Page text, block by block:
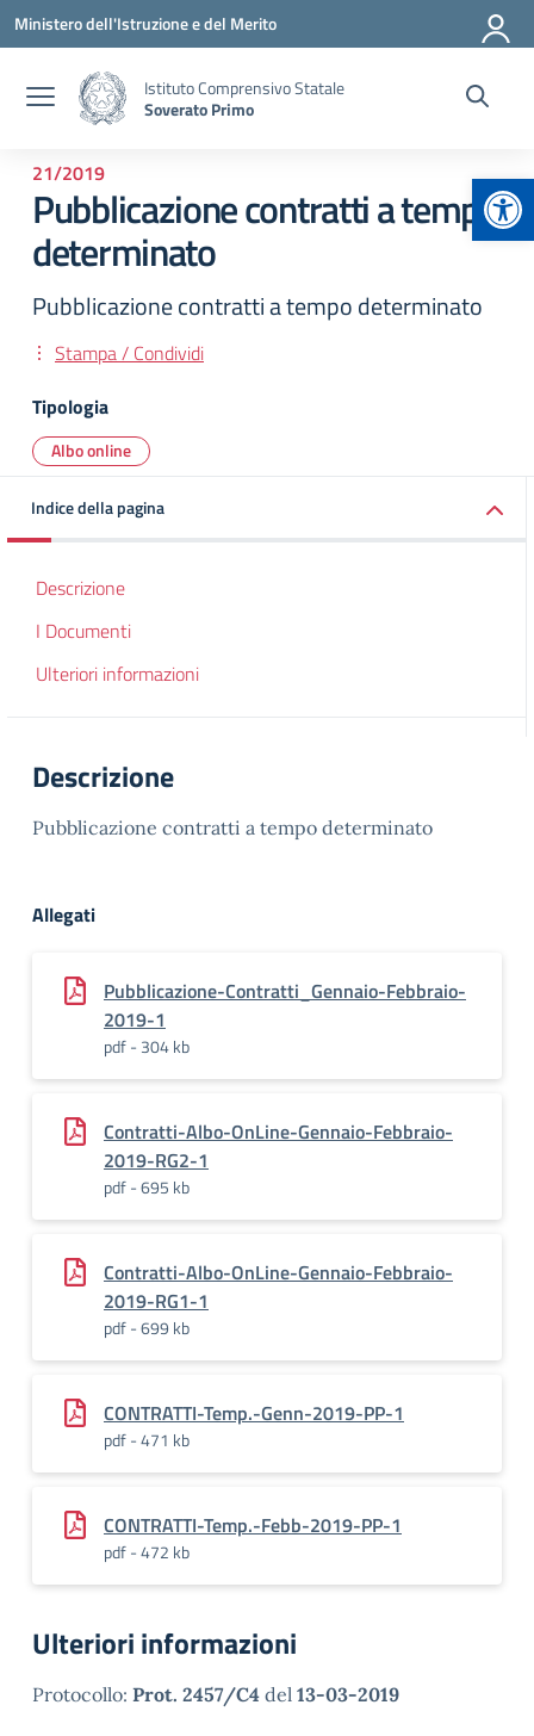
Vai ai contenuti
Vai al menu di navigazione
Vai al footer
Ministero dell'Istruzione e del Merito
Istituto Comprensivo Statale
Soverato Primo
21/2019
Pubblicazione contratti a tempo
determinato
Pubblicazione contratti a tempo determinato
Stampa / Condividi
Tipologia
Albo online
Indice della pagina
Descrizione
I Documenti
Ulteriori informazioni
Descrizione
Pubblicazione contratti a tempo determinato
Allegati
Pubblicazione-Contratti_Gennaio-Febbraio-
2019-1
pdf - 304 kb
Contratti-Albo-OnLine-Gennaio-Febbraio-
2019-RG2-1
pdf - 695 kb
Contratti-Albo-OnLine-Gennaio-Febbraio-
2019-RG1-1
pdf - 699 kb
CONTRATTI-Temp.-Genn-2019-PP-1
pdf - 471 kb
CONTRATTI-Temp.-Febb-2019-PP-1
pdf - 472 kb
Ulteriori informazioni
Protocollo: Prot. 2457/C4 del 13-03-2019